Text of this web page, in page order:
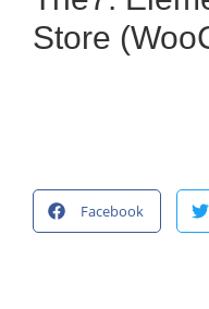
Store
Facebook